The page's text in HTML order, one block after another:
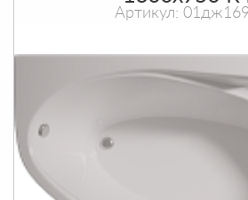
Артикул: